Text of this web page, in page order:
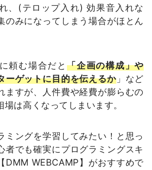
、(テロップ入れ) 効果音入れな
のみになってしまう場合がほとん
頼む場合だと「企画の構成」や
ーゲットに目的を伝えるか」など
ますが、人件費や経費が膨らむの
場は高くなってしまいます。
ミングを学習してみたい！と思っ
者でも確実にプログラミングスキ
DMM WEBCAMP】がおすすめで